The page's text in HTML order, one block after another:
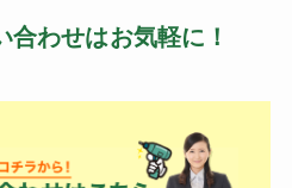
わせはお気軽に！